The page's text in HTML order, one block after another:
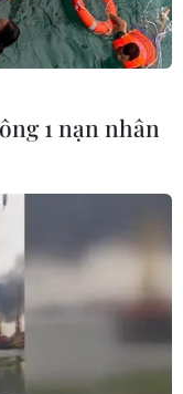
'mưa Vàng,"
thi đấu thành công
xây chắc ngôi
1 nạn nhân